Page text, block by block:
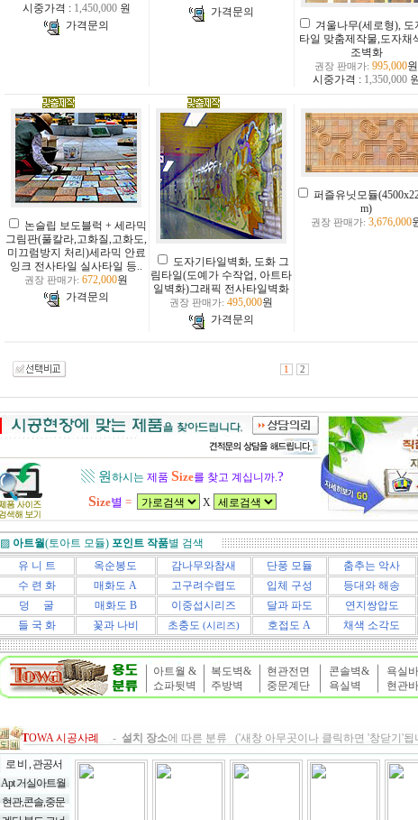
시중가격 : 1,450,000원
가격문의
가격문의
겨울나무(세로형), 도
타일 맞춤제작물,도자채
조벽화
권장 판매가:995,000원
시중가격 : 1,350,000원
논슬립 보도블럭 + 세라믹
그림판(풀칼라,고화질,고화도,
미끄럼방지 처리)세라믹 안료
잉크 전사타일 실사타일 등..
권장 판매가:672,000원
가격문의
도자기타일벽화, 도화 그
림타일(도예가 수작업, 아트타
일벽화)그래픽 전사타일벽화
권장 판매가:495,000원
가격문의
퍼즐유닛모듈
m)
권장 판매가: 3,676,000
1 2
▧ 원 하시는 제품 Size를 찾고 계십니까.?
Size별 = X
▨ 아트월(토아트 모듈)포인트 작품별 검색
유 니 트
옥순봉도 감나무와참새 단풍 모듈 춤추는 악사
수 련 화
매화도 A 고구려수렵도 입체 구성 등대와 해송
덩 굴
매화도 B 이중섭시리즈 달과 파도 연지쌍압도
들 국 화
꽃과 나비 초충도(시리즈) 호접도 A 채색 소각도
아트월 &
쇼파뒷벽
복도벽&
주방벽
현관전면
중문계단
콘솔벽&
욕실벽
욕실
현관
TOWA 시공사례 - 설치 장소에 따른 분류 ('새창 아무곳이나 클릭하면 '창닫기'됩
로 비 , 관공서
Apt 거실아트월
현관,콘솔,중문